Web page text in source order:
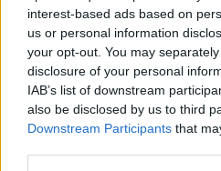
interest-based ads based on
us or personal information
your opt-out. You may
disclosure of your personal
IAB’s list of downstream
also be disclosed by us to third
Downstream Participants that